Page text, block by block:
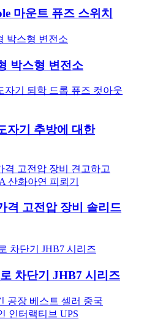
마운트 퓨즈 스위치
박스형 변전소
자기 추방에 대한
격 고전압 장비 솔리드
차단기 JHB7 시리즈